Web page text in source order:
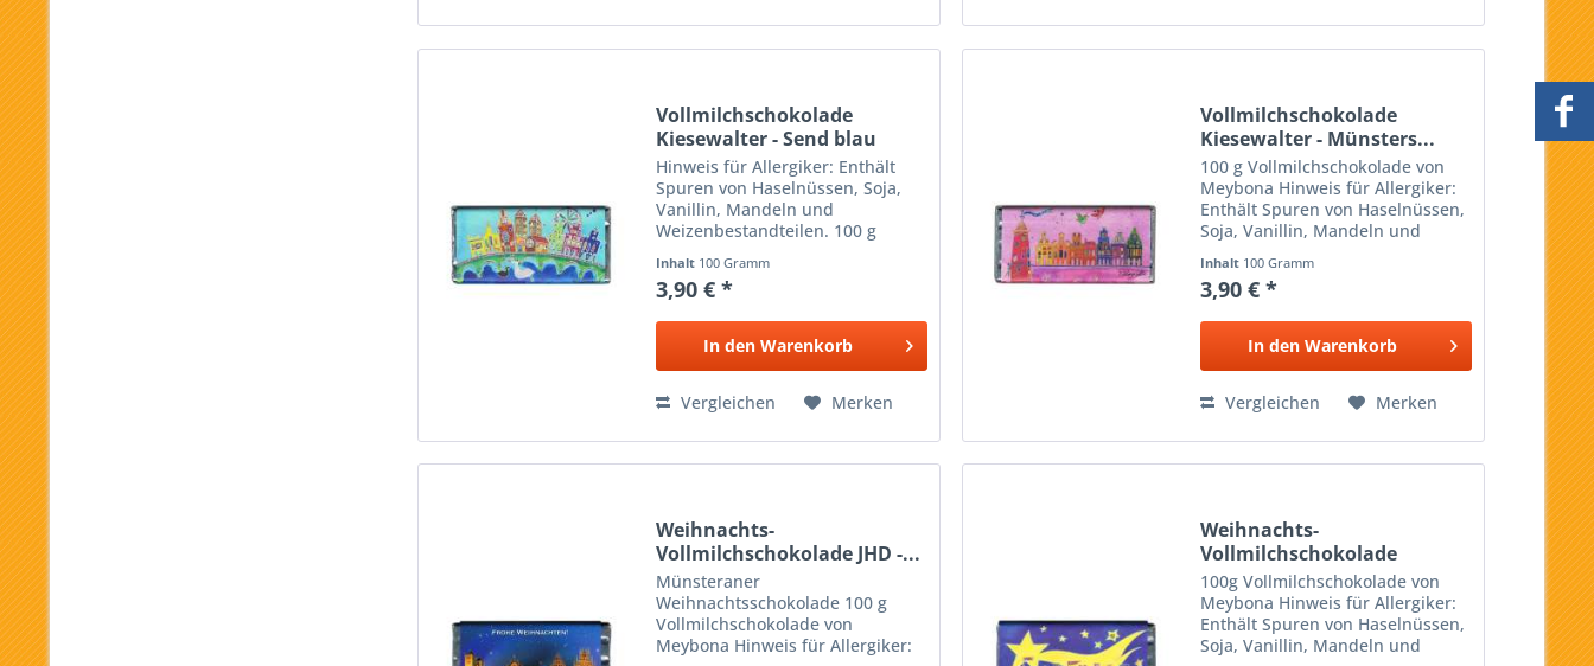
Vollmilchschokolade
Kiesewalter - Send blau
Hinweis für Allergiker: Enthält
Spuren von Haselnüssen, Soja,
Vanillin, Mandeln und
Weizenbestandteilen. 100 g
Meybona Design: Tanja
Kiesewalter
Inhalt 100 Gramm
3,90 € *
In den Warenkorb
Vergleichen Merken
Vollmilchschokolade
Kiesewalter - Münsters...
100 g Vollmilchschokolade von
Meybona Hinweis für Allergiker:
Enthält Spuren von Haselnüssen,
Soja, Vanillin, Mandeln und
Tanja Kiesewalter
Inhalt 100 Gramm
3,90 € *
In den Warenkorb
Vergleichen Merken
Weihnachts-
Vollmilchschokolade JHD -...
Münsteraner
Weihnachtsschokolade 100 g
Vollmilchschokolade von
Meybona Hinweis für Allergiker:
Weihnachts-
Vollmilchschokolade
Kiesewalter -...
100g Vollmilchschokolade von
Meybona Hinweis für Allergiker:
Enthält Spuren von Haselnüssen,
Soja, Vanillin, Mandeln und